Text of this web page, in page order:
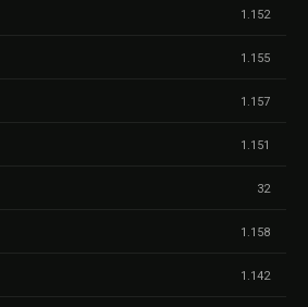
1.152
1.155
1.157
1.151
32
1.158
1.142